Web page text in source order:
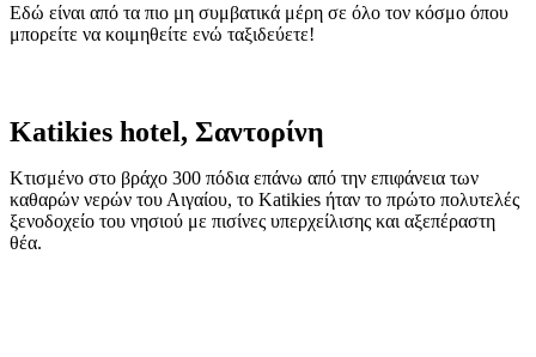
Εδώ είναι από τα πιο μη συμβατικά μέρη σε όλο τον κόσμο όπου
μπορείτε να κοιμηθείτε ενώ ταξιδεύετε!
Katikies hotel, Σαντορίνη
Κτισμένο στο βράχο 300 πόδια επάνω από την επιφάνεια των
καθαρών νερών του Αιγαίου, το Katikies ήταν το πρώτο πολυτελές
ξενοδοχείο του νησιού με πισίνες υπερχείλισης και αξεπέραστη
θέα.